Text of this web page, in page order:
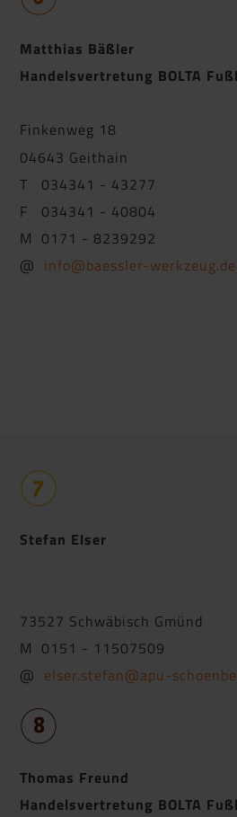
Matthias Bäßler
Handelsvertretung BOLTA
Finkenweg 18
04643 Geithain
T 034341 - 43277
F 034341 - 40804
M 0171 - 8239292
@ info@baessler-werkzeug.de
Stefan Elser
73527 Schwäbisch Gmünd
M 0151 - 11507509
@ elser.stefan@apu-
Thomas Freund
Handelsvertretung BOLTA